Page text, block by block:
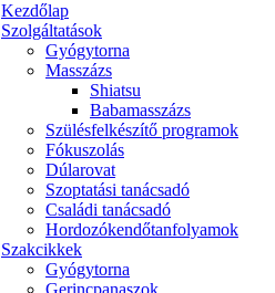
Kezdőlap
Szolgáltatások
Gyógytorna
Masszázs
Shiatsu
Babamasszázs
Szülésfelkészítő programok
Fókuszolás
Dúlarovat
Szoptatási tanácsadó
Családi tanácsadó
Hordozókendőtanfolyamok
Szakcikkek
Gyógytorna
Gerincpanaszok